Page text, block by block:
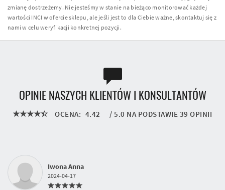
zmianę dostrzeżemy. Nie jesteśmy w stanie na bieżąco monitorować każdej
wartości INCI w ofercie sklepu, ale jeśli jest to dla Ciebie ważne, skontaktuj się z
nami w celu weryfikacji konkretnej pozycji.
OPINIE NASZYCH KLIENTÓW I KONSULTANTÓW
OCENA: 4.42 / 5.0 NA PODSTAWIE 39 OPINII
Iwona Anna
2024-04-17